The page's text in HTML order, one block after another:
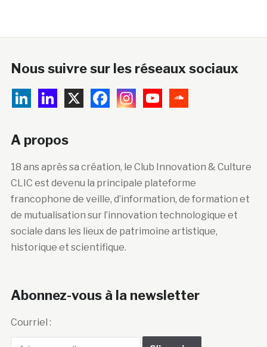
Nous suivre sur les réseaux sociaux
A propos
18 ans après sa création, le Club Innovation & Culture
CLIC est devenu la principale plateforme
francophone de veille, d’information, de formation et
de mutualisation sur l’innovation technologique et
sociale dans les lieux de patrimoine artistique,
historique et scientifique.
Abonnez-vous à la newsletter
Courriel :